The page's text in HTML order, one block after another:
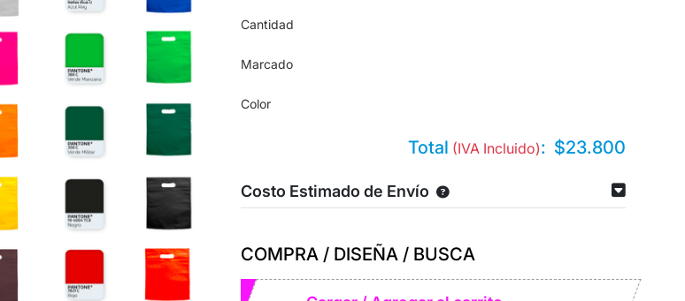
Cantidad
Marcado
Color
Total (IVA Incluido): $23.800
Costo Estimado de Envío
COMPRA / DISEÑA / BUSCA